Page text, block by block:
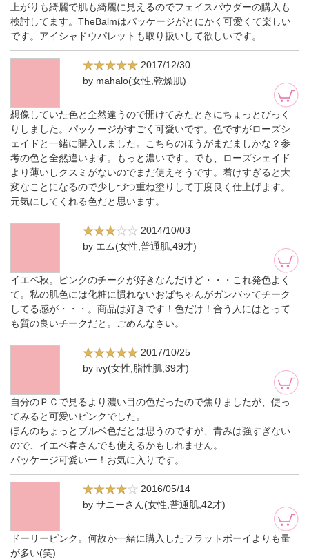
上がりも綺麗で肌も綺麗に見えるのでフェイスパウダーの購入も
検討してます。TheBalmはパッケージがとにかく可愛くて楽しい
です。アイシャドウパレットも取り扱いして欲しいです。
2017/12/30
by mahalo(女性,乾燥肌)
想像していた色と全然違うので開けてみたときにちょっとびっく
りしました。パッケージがすごく可愛いです。色ですがローズシ
ェイドと一緒に購入しました。こちらのほうがまだましかな？参
考の色と全然違います。もっと濃いです。でも、ローズシェイド
より薄いしクスミがないのでまだ使えそうです。着けすぎると大
変なことになるので少しづつ重ね塗りして丁度良く仕上げます。
元気にしてくれる色だと思います。
2014/10/03
by エム(女性,普通肌,49才)
イエベ秋。ピンクのチークが好きなんだけど・・・これ発色よく
て。私の肌色には化粧に慣れないおばちゃんがガンバッてチーク
してる感が・・・。商品は好きです！色だけ！合う人にはとって
も質の良いチークだと。ごめんなさい。
2017/10/25
by ivy(女性,脂性肌,39才)
自分のＰＣで見るより濃い目の色だったので焦りましたが、使っ
てみると可愛いピンクでした。
ほんのちょっとブルベ色だとは思うのですが、青みは強すぎない
ので、イエベ春さんでも使えるかもしれません。
パッケージ可愛いー！お気に入りです。
2016/05/14
by サニーさん(女性,普通肌,42才)
ドーリーピンク。何故か一緒に購入したフラットボーイよりも量
が多い(笑)